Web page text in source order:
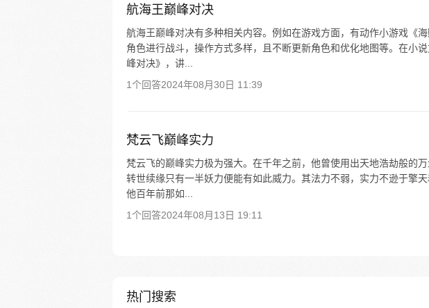
航海王巅峰对决
航海王巅峰对决有多种相关内容。例如在游戏方面，有动作小游戏《
角色进行战斗，操作方式多样，且不断更新角色和优化地图等。在小
峰对决》，讲...
1个回答2024年08月30日 11:39
梵云飞巅峰实力
梵云飞的巅峰实力极为强大。在千年之前，他曾使用出天地浩劫般的
转世续缘只有一半妖力便能有如此威力。其法力不弱，实力不逊于擎
他百年前那如...
1个回答2024年08月13日 19:11
热门搜索